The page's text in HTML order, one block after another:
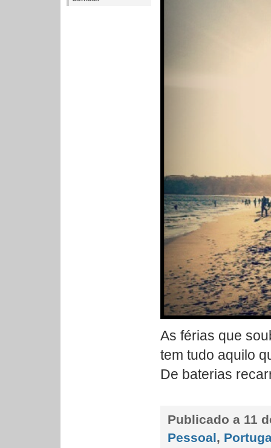
As férias que
tem tudo aquilo
De baterias
Publicado a 11
Pessoal,